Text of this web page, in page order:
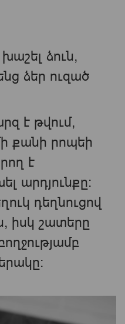
ձուն,
ձեր ուզած
է թվում,
քանի րոպեի
է
արդյունքը։
դեղնուցով
իսկ շատերը